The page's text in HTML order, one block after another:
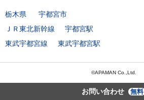
お問い合わせ 無料
栃木県
宇都宮市
ＪＲ東北新幹線
宇都宮駅
東武宇都宮線
東武宇都宮駅
©APAMAN Co.,Ltd.